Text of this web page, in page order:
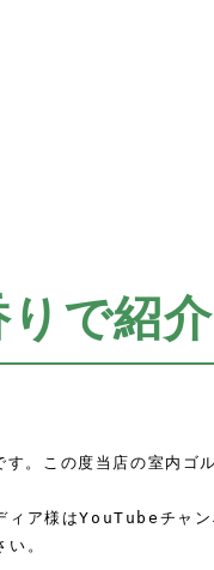
で紹
。この度当店の室内ゴ
ィア様はYouTubeチャ
。